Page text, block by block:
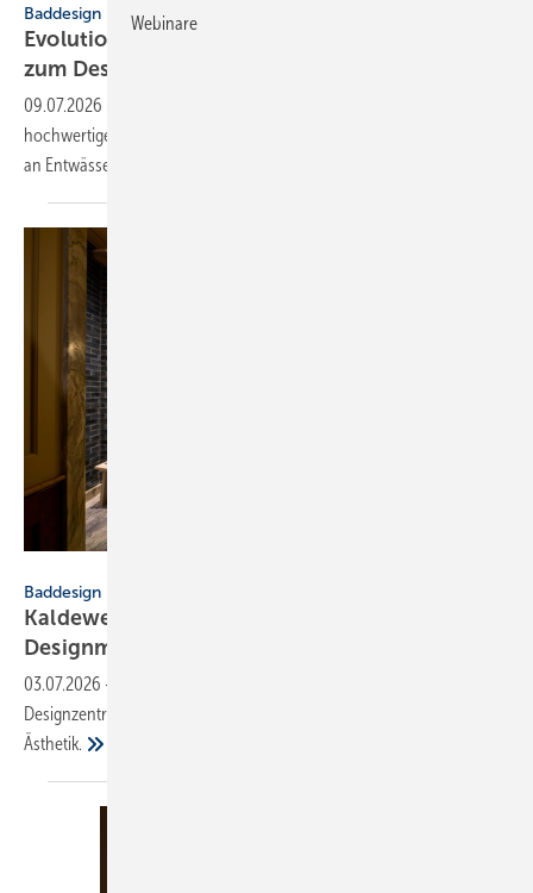
Baddesign
Evolution des Ba­de­zim­mers: Vom Zweck­raum
zum De­sign­ob­jekt
09.07.2026
hochwertigen Lebensbereich gewandelt – mit neuen Anforderungen
an Entwässerungstechnik und
Baddesign
Kaldewei: Badkultur trifft euro­päische
Design­metropolen
03.07.2026 -
Design­zent­ren – im Fokus ste­hen Nach­hal­tig­keit und an­spruchs­volle
Ästhetik.
Webinare